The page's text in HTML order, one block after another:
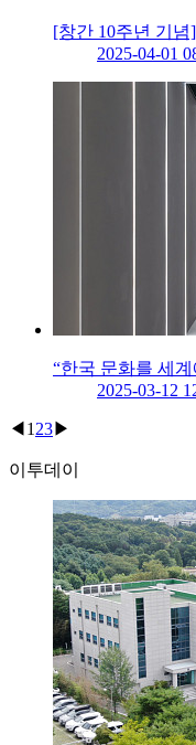
[창간 10주년 기
2025-04-01
“한국 문화를 세
2025-03-12
◀ 1 23▶
이투데이